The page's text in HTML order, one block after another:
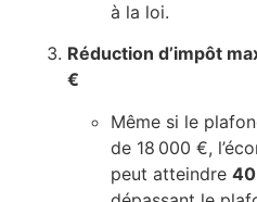
à la loi.
Réduction d’impôt
€
Même si le
de 18 000 €,
peut atteindre